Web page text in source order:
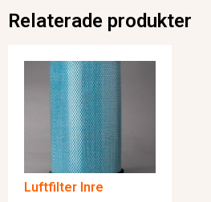
Relaterade produkter
Luftfilter Inre